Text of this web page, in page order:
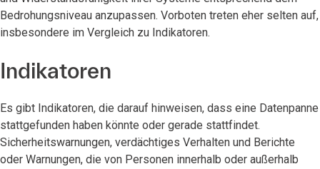
Bedrohungsniveau anzupassen. Vorboten treten eher selten auf,
insbesondere im Vergleich zu Indikatoren.
Indikatoren
Es gibt Indikatoren, die darauf hinweisen, dass eine Datenpanne
stattgefunden haben könnte oder gerade stattfindet.
Sicherheitswarnungen, verdächtiges Verhalten und Berichte
oder Warnungen, die von Personen innerhalb oder außerhalb